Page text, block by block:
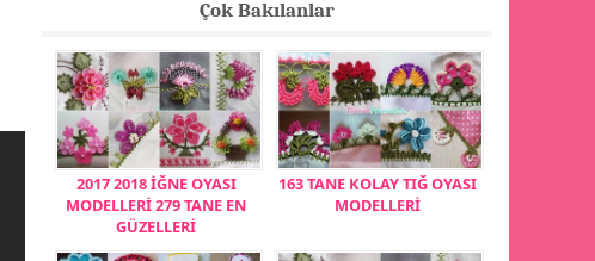
Çok Bakılanlar
2017 2018 İĞNE OYASI
MODELLERİ 279 TANE EN
GÜZELLERİ
163 TANE KOLAY TIĞ OYASI
MODELLERİ